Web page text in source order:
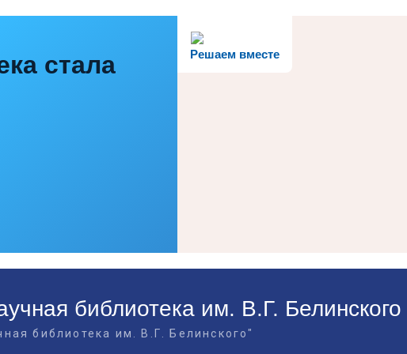
Решаем вместе
стала
библиотека им. В.Г. Белинского
библиотека им. В.Г. Белинского"